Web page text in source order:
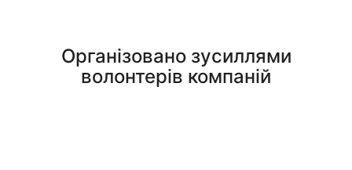
Організовано зусиллями
волонтерів компаній